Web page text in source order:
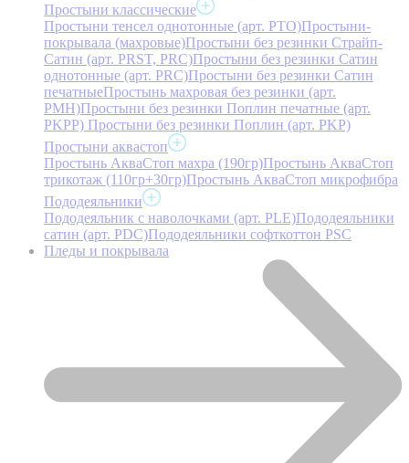
Простыни классические
Простыни тенсел однотонные (арт. PTO)Простыни-
покрывала (махровые)Простыни без резинки Страйп-
Сатин (арт. PRST, PRC)Простыни без резинки Сатин
однотонные (арт. PRC)Простыни без резинки Сатин
печатныеПростынь махровая без резинки (арт.
PMH)Простыни без резинки Поплин печатные (арт.
PKPP) Простыни без резинки Поплин (арт. PKP)
Простыни аквастоп
Простынь АкваСтоп махра (190гр)Простынь АкваСтоп
трикотаж (110гр+30гр)Простынь АкваСтоп микрофибра
Пододеяльники
Пододеяльник с наволочками (арт. PLE)Пододеяльники
сатин (арт. PDC)Пододеяльники софткоттон PSC
Пледы и покрывала